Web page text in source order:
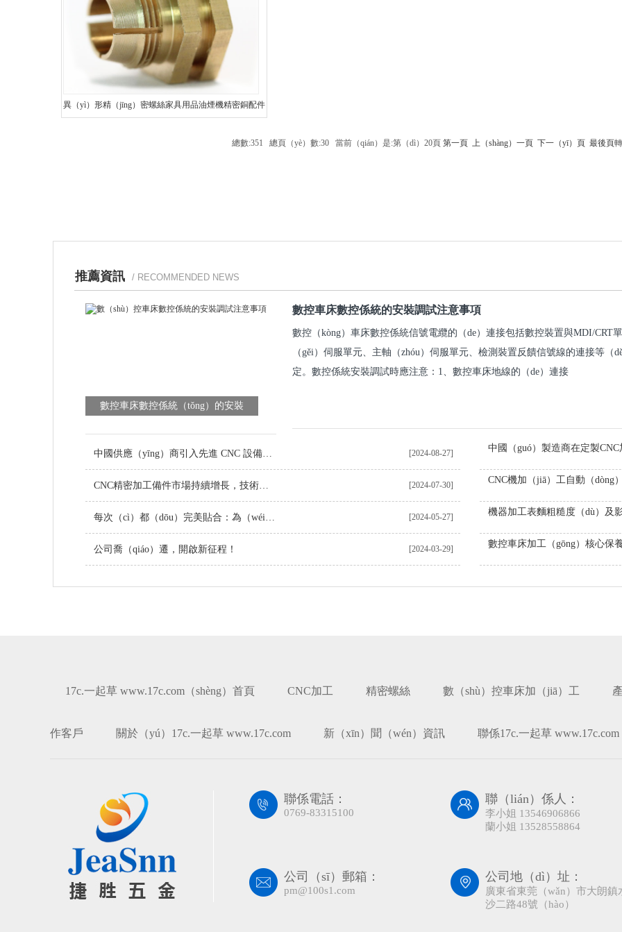
異（yì）形精（jīng）密螺絲家具用品油煙機精密銅配件
總數:351 總頁（yè）數:30 當前（qián）是:第（dì）20頁 第一頁 上（shàng）一頁 下一（yī）頁 最後頁
推薦資訊 / RECOMMENDED NEWS
數控車床數控係統（tǒng）的安裝
數控車床數控係統的安裝調試注意事項
數控（kòng）車床數控係統信號電纜的（de）連接包括數控裝置與MDI/CRT
（gěi）伺服單元、主軸（zhóu）伺服單元、檢測裝置反饋信號線的連接等
定。數控係統安裝調試時應注意：1、數控車床地線的（de）連接
中國供應（yīng）商引入先進 CNC 設備（bèi），提升（shēng）定製金屬零件品質 [2024-08-27]
CNC精密加工備件市場持續增長，技術創（chuàng）新引領行業未來 [2024-07-30]
每次（cì）都（dōu）完美貼合：為（wéi）您的項目定製螺絲 [2024-05-27]
公司喬（qiáo）遷，開啟新征程！ [2024-03-29] 數控車床加工（gōng）核心保
17c.一起草 www.17c.com（shèng）首頁 CNC加工 精密螺絲 數（shù）控車床加（jiā）工
作客戶 關於（yú）17c.一起草 www.17c.com 新（xīn）聞（wén）資訊 聯係17c.一起草 www.17c.com
聯係電話：
0769-83315100
聯（lián）係人：
李小姐 13546906866
蘭小姐 13528558864
公司（sī）郵箱：
pm@100s1.com
公司地（dì）址：
廣東省東莞（wǎn）市大朗鎮
沙二路48號（hào）